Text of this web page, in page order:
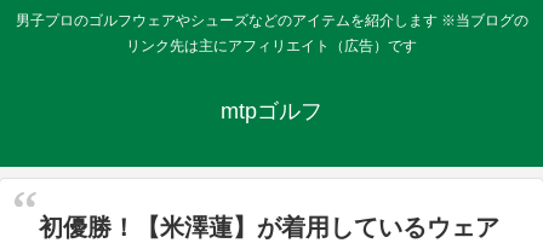
男子プロのゴルフウェアやシューズなどのアイテムを紹介します ※当ブログの
リンク先は主にアフィリエイト（広告）です
mtpゴルフ
初優勝！【米澤蓮】が着用しているウェア